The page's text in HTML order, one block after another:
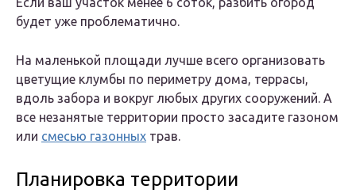
будет уже проблематично.
На маленькой площади лучше всего организовать
цветущие клумбы по периметру дома, террасы,
вдоль забора и вокруг любых других сооружений. А
все незанятые территории просто засадите газоном
или смесью газонных трав.
Планировка территории